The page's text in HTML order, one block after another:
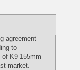
agreement
to
K9 155mm
market.